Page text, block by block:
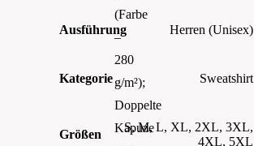
(Farbe
–
280
g/m²);
Doppelte
Kapuze
Ausführung Herren (Unisex)
Kategorie Sweatshirt
Größen
S, M, L, XL, 2XL, 3XL,
4XL, 5XL